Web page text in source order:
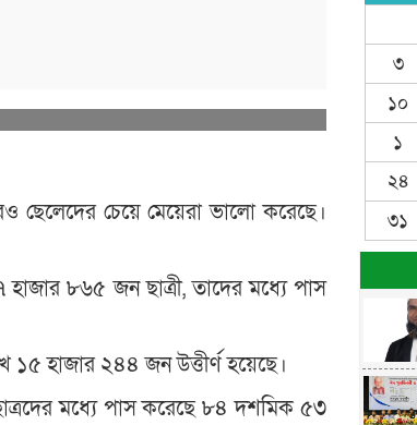
ছেলেদের চেয়ে মেয়েরা ভালো করেছে।
৮৬৫ জন ছাত্রী, তাদের মধ্যে পাস
হাজার ২৪৪ জন উত্তীর্ণ হয়েছে।
মধ্যে পাস করেছে ৮৪ দশমিক ৫৩
৩
১০
১
২৪
৩১